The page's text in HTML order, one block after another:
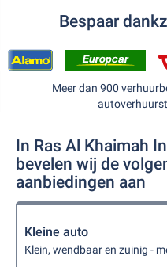
Bespaar
Meer dan 900
In Ras Al Khaimah
bevelen wij de
aanbiedingen aan
Kleine auto
Klein, wendbaar en zuinig -